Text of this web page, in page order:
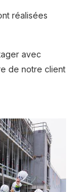
réalisées
avec
de notre client